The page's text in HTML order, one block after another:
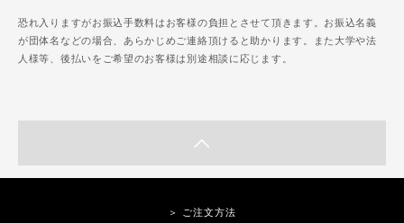
恐れ入りますがお振込手数料はお客様の負担とさせて頂きます。お振込名義
が団体名などの場合、あらかじめご連絡頂けると助かります。また大学や法
人様等、後払いをご希望のお客様は別途相談に応じます。
＞ ご注文方法